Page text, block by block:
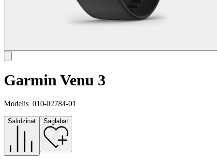
Garmin Venu 3
Modelis 010-02784-01
Salīdzināt Saglabāt